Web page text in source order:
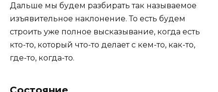
Дальше мы будем разбирать так называемое
изъявительное наклонение. То есть будем
строить уже полное высказывание, когда есть
кто-то, который что-то делает с кем-то, как-то,
где-то, когда-то.